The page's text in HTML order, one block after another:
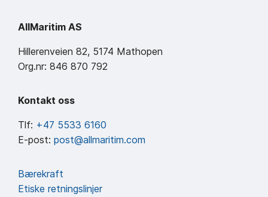
AllMaritim AS
Hillerenveien 82, 5174 Mathopen
Org.nr: 846 870 792
Kontakt oss
Tlf: +47 5533 6160
E-post: post@allmaritim.com
Bærekraft
Etiske retningslinjer